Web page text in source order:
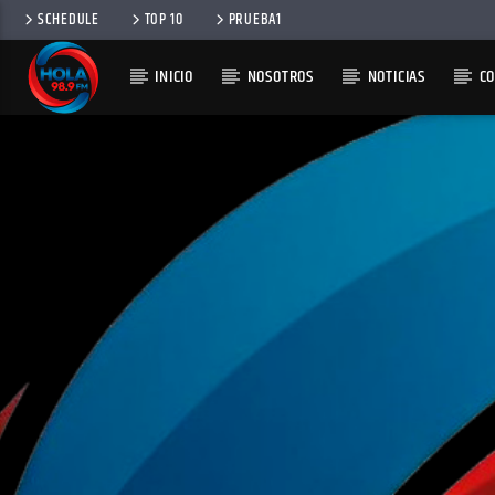
SCHEDULE TOP 10 PRUEBA1
INICIO NOSOTROS NOTICIAS